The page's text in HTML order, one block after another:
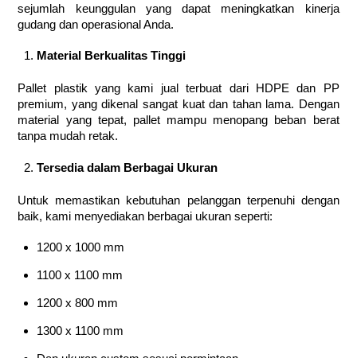
sejumlah keunggulan yang dapat meningkatkan kinerja
gudang dan operasional Anda.
Material Berkualitas Tinggi
Pallet plastik yang kami jual terbuat dari HDPE dan PP
premium, yang dikenal sangat kuat dan tahan lama. Dengan
material yang tepat, pallet mampu menopang beban berat
tanpa mudah retak.
Tersedia dalam Berbagai Ukuran
Untuk memastikan kebutuhan pelanggan terpenuhi dengan
baik, kami menyediakan berbagai ukuran seperti:
1200 x 1000 mm
1100 x 1100 mm
1200 x 800 mm
1300 x 1100 mm